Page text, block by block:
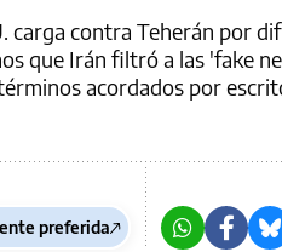
carga contra Teherán por
que Irán filtró a las 'fake
acordados por
preferida